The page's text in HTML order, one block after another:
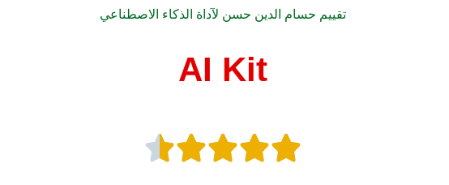
تقييم حسام الدين حسن لآداة الذكاء الاصطناعي
AI Kit